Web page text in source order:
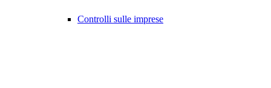
Controlli sulle imprese